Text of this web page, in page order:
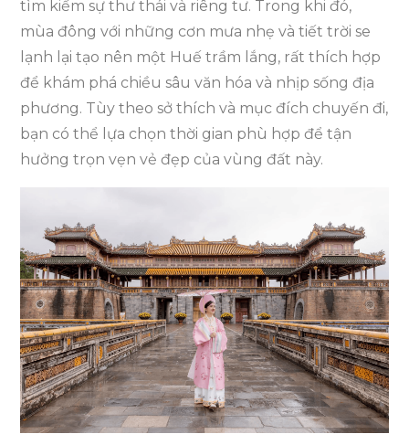
tìm kiếm sự thư thái và riêng tư. Trong khi đó,
mùa đông với những cơn mưa nhẹ và tiết trời se
lạnh lại tạo nên một Huế trầm lắng, rất thích hợp
để khám phá chiều sâu văn hóa và nhịp sống địa
phương. Tùy theo sở thích và mục đích chuyến đi,
bạn có thể lựa chọn thời gian phù hợp để tận
hưởng trọn vẹn vẻ đẹp của vùng đất này.